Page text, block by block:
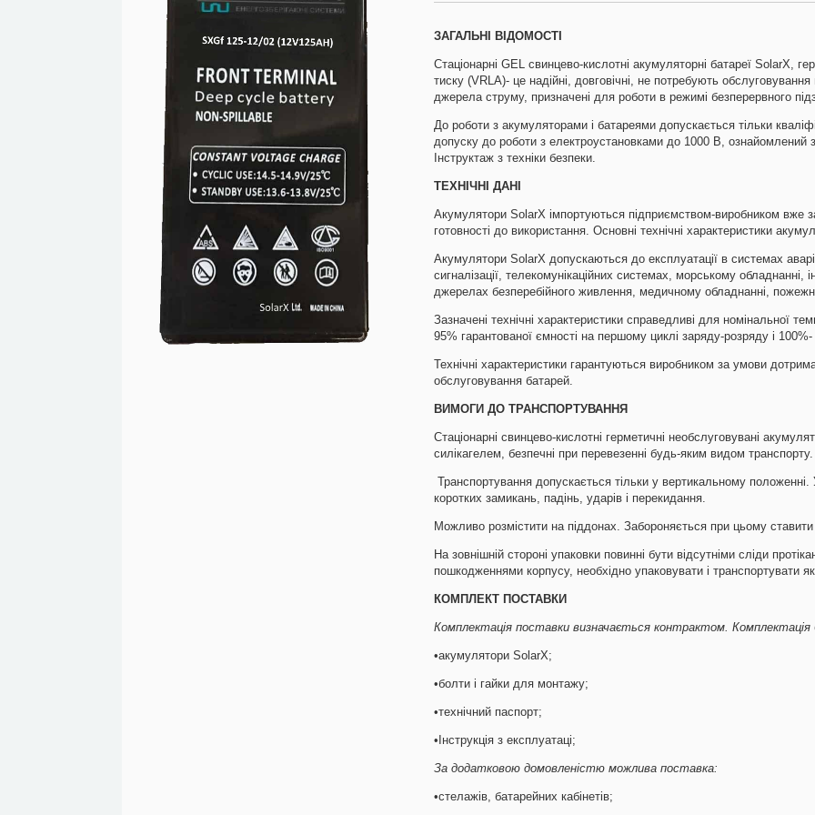
ЗАГАЛЬНІ ВІДОМОСТІ
Стаціонарні GEL свинцево-кислотні акумуляторні батареї SolarX,
тиску (VRLA)- це надійні, довговічні, не потребують
джерела струму, призначені для роботи в режимі безперервного
До роботи з акумуляторами і батареями допускається тільки
допуску до роботи з електроустановками до 1000 В, ознайомлений
Інструктаж з техніки безпеки.
ТЕХНІЧНІ ДАНІ
Акумулятори SolarX імпортуються підприємством-виробником вже
готовності до використання. Основні технічні характеристики
Акумулятори SolarX допускаються до експлуатації в системах
сигналізації, телекомунікаційних системах, морському обладнанні,
джерелах безперебійного живлення, медичному обладнанні,
Зазначені технічні характеристики справедливі для номінальної
95% гарантованої ємності на першому циклі заряду-розряду і
Технічні характеристики гарантуються виробником за умови
обслуговування батарей.
ВИМОГИ ДО ТРАНСПОРТУВАННЯ
Стаціонарні свинцево-кислотні герметичні необслуговувані
силікагелем, безпечні при перевезенні будь-яким видом транспорту.
Транспортування допускається тільки у вертикальному положенні.
коротких замикань, падінь, ударів і перекидання.
Можливо розмістити на піддонах. Забороняється при цьому
На зовнішній стороні упаковки повинні бути відсутніми сліди
пошкодженнями корпусу, необхідно упаковувати і транспортувати
КОМПЛЕКТ ПОСТАВКИ
Комплектація поставки визначається контрактом. Комплектація
•акумулятори SolarX;
•болти і гайки для монтажу;
•технічний паспорт;
•Iнструкція з експлуатаці;
За додатковою домовленістю можлива поставка:
•стелажів, батарейних кабінетів;